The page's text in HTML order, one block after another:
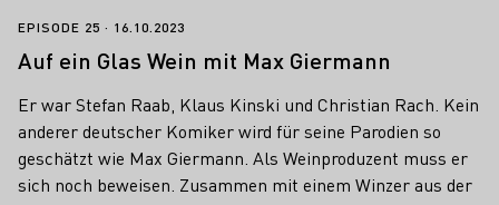
Auf ein Glas Wein mit Max Giermann
EPISODE 25 16.10.2023
Auf ein Glas Wein mit Max Giermann
Er war Stefan Raab, Klaus Kinski und Christian Rach. Kein
anderer deutscher Komiker wird für seine Parodien so
geschätzt wie Max Giermann. Als Weinproduzent muss er
sich noch beweisen. Zusammen mit einem Winzer aus der